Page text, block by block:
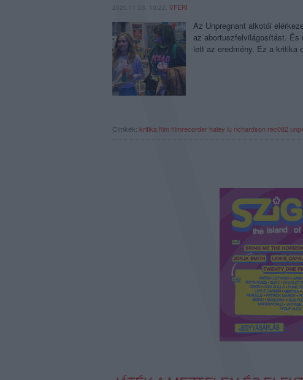
2020.11.03. 10:22, VFERI
Az Unpregnant alkotói
az abortuszfelvilágosítást.
lett az eredmény. Ez a kritika
Címkék: kritika film filmrecorder haley lu richardson rec082